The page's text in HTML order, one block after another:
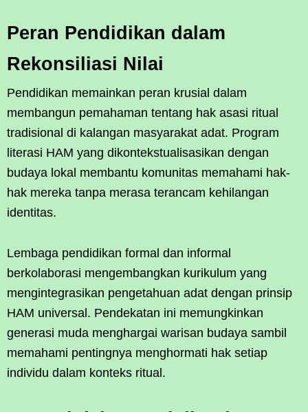
Peran Pendidikan dalam
Rekonsiliasi Nilai
Pendidikan memainkan peran krusial dalam
membangun pemahaman tentang hak asasi ritual
tradisional di kalangan masyarakat adat. Program
literasi HAM yang dikontekstualisasikan dengan
budaya lokal membantu komunitas memahami hak-
hak mereka tanpa merasa terancam kehilangan
identitas.
Lembaga pendidikan formal dan informal
berkolaborasi mengembangkan kurikulum yang
mengintegrasikan pengetahuan adat dengan prinsip
HAM universal. Pendekatan ini memungkinkan
generasi muda menghargai warisan budaya sambil
memahami pentingnya menghormati hak setiap
individu dalam konteks ritual.